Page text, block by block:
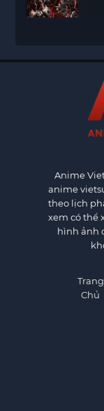
Anime
anime
theo lịch
xem có thể
hình ảnh
Trang
Chủ